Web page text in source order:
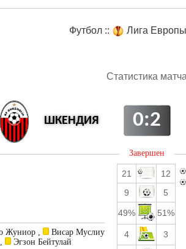
Футбол :: Лига
Статистика
ШКЕНДИЯ 0:2
Завершен
Жуниор ,
Висар Муслиу
Эгзон Бейтулай
21
12
9
5
49% 51%
4 3